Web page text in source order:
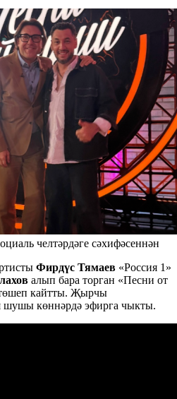
челтәрдәге сәхифәсеннән
Фирдүс Тямаев «Россия 1»
алып бара торган «Песни от
кайтты. Җырчы
көннәрдә эфирга чыкты.